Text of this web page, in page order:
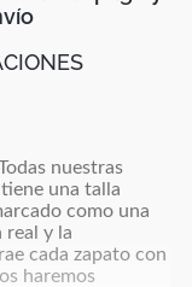
nuestras
una talla
como una
real y la
cada zapato con
haremos